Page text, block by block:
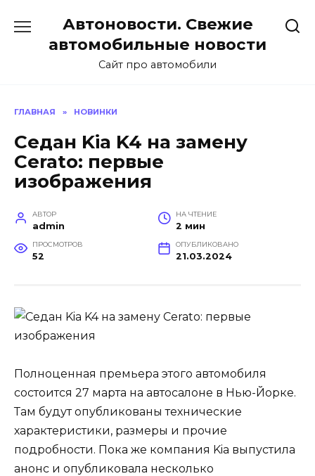
содержанию
Автоновости. Свежие
автомобильные новости
Сайт про автомобили
ГЛАВНАЯ » НОВИНКИ
Седан Kia K4 на замену
Cerato: первые
изображения
АВТОР
admin
НА ЧТЕНИЕ
2 мин
ПРОСМОТРОВ
52
ОПУБЛИКОВАНО
21.03.2024
Полноценная премьера этого автомобиля
состоится 27 марта на автосалоне в Нью-Йорке.
Там будут опубликованы технические
характеристики, размеры и прочие
подробности. Пока же компания Kia выпустила
анонс и опубликовала несколько